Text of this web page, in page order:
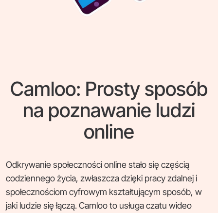
Camloo: Prosty sposób
na poznawanie ludzi
online
Odkrywanie społeczności online stało się częścią
codziennego życia, zwłaszcza dzięki pracy zdalnej i
społecznościom cyfrowym kształtującym sposób, w
jaki ludzie się łączą. Camloo to usługa czatu wideo